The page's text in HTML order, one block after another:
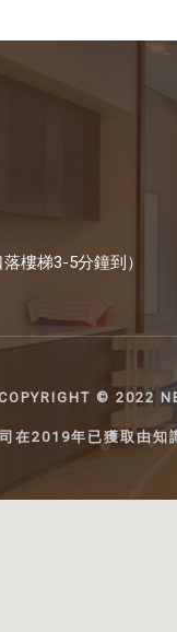
落樓梯3-5分鐘到）
©️ 2022
在2019年已獲取由知